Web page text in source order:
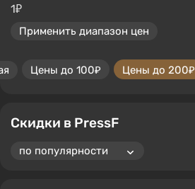
1₽
Применить диапазон цен
Цены до 100₽ Цены до 200₽
Скидки в PressF